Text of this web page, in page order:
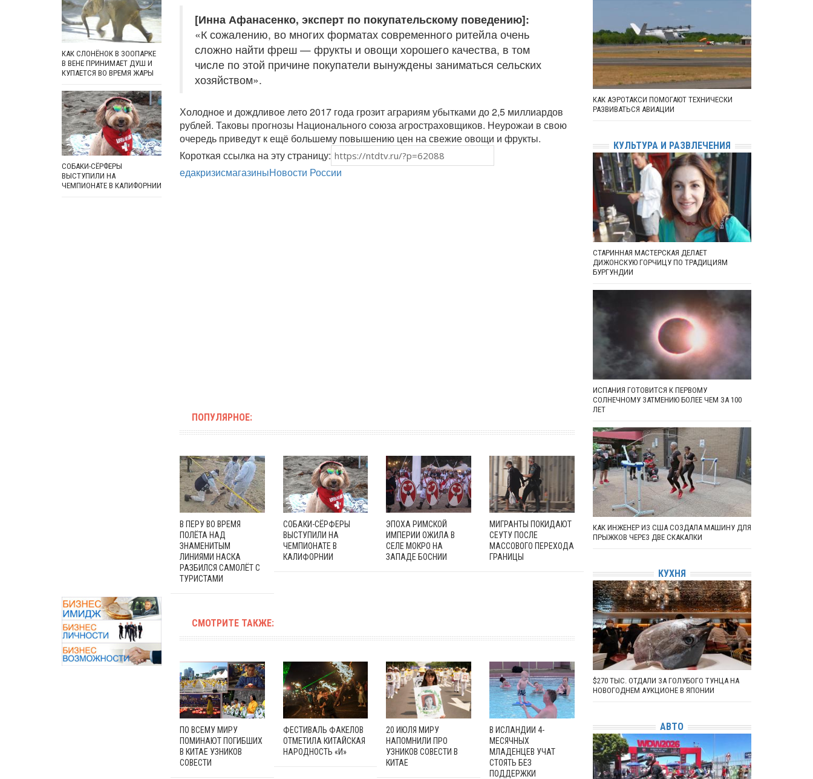
[Инна Афанасенко, эксперт по покупательскому поведению]:
«К сожалению, во многих форматах современного ритейла очень
сложно найти фреш — фрукты и овощи хорошего качества, в том
числе по этой причине покупатели вынуждены заниматься сельских
хозяйством».
Холодное и дождливое лето 2017 года грозит аграриям убытками до 2,5 миллиардов
рублей. Таковы прогнозы Национального союза агростраховщиков. Неурожаи в свою
очередь приведут к ещё большему повышению цен на свежие овощи и фрукты.
Короткая ссылка на эту страницу:
едакризисмагазиныНовости России
ПОПУЛЯРНОЕ:
В ПЕРУ ВО ВРЕМЯ
ПОЛЁТА НАД
ЗНАМЕНИТЫМ
ЛИНИЯМИ НАСКА
РАЗБИЛСЯ САМОЛЁТ С
ТУРИСТАМИ
СОБАКИ-СЁРФЕРЫ
ВЫСТУПИЛИ НА
ЧЕМПИОНАТЕ В
КАЛИФОРНИИ
ЭПОХА РИМСКОЙ
ИМПЕРИИ ОЖИЛА В
СЕЛЕ МОКРО НА
ЗАПАДЕ БОСНИИ
МИГРАНТЫ ПОКИДАЮТ
СЕУТУ ПОСЛЕ
МАССОВОГО ПЕРЕХОДА
ГРАНИЦЫ
СМОТРИТЕ ТАКЖЕ:
ПО ВСЕМУ МИРУ
ПОМИНАЮТ ПОГИБШИХ
В КИТАЕ УЗНИКОВ
СОВЕСТИ
ФЕСТИВАЛЬ ФАКЕЛОВ
ОТМЕТИЛА КИТАЙСКАЯ
НАРОДНОСТЬ «И»
20 ИЮЛЯ МИРУ
НАПОМНИЛИ ПРО
УЗНИКОВ СОВЕСТИ В
КИТАЕ
В ИСЛАНДИИ 4-
МЕСЯЧНЫХ
МЛАДЕНЦЕВ УЧАТ
СТОЯТЬ БЕЗ
ПОДДЕРЖКИ
КАК СЛОНЁНОК В ЗООПАРКЕ
В ВЕНЕ ПРИНИМАЕТ ДУШ И
КУПАЕТСЯ ВО ВРЕМЯ ЖАРЫ
СОБАКИ-СЁРФЕРЫ
ВЫСТУПИЛИ НА
ЧЕМПИОНАТЕ В КАЛИФОРНИИ
КАК АЭРОТАКСИ ПОМОГАЮТ ТЕХНИЧЕСКИ
РАЗВИВАТЬСЯ АВИАЦИИ
КУЛЬТУРА И РАЗВЛЕЧЕНИЯ
СТАРИННАЯ МАСТЕРСКАЯ ДЕЛАЕТ
ДИЖОНСКУЮ ГОРЧИЦУ ПО ТРАДИЦИЯМ
БУРГУНДИИ
ИСПАНИЯ ГОТОВИТСЯ К ПЕРВОМУ
СОЛНЕЧНОМУ ЗАТМЕНИЮ БОЛЕЕ ЧЕМ ЗА 100
ЛЕТ
КАК ИНЖЕНЕР ИЗ США СОЗДАЛА МАШИНУ ДЛЯ
ПРЫЖКОВ ЧЕРЕЗ ДВЕ СКАКАЛКИ
КУХНЯ
$270 ТЫС. ОТДАЛИ ЗА ГОЛУБОГО ТУНЦА НА
НОВОГОДНЕМ АУКЦИОНЕ В ЯПОНИИ
АВТО